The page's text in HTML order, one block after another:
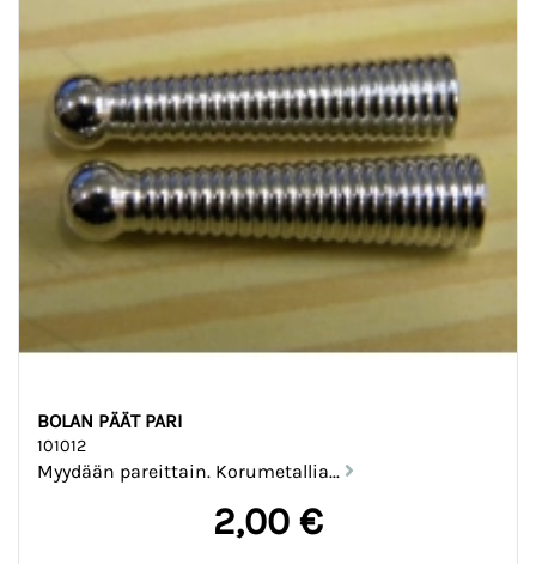
BOLAN PÄÄT PARI
101012
Myydään pareittain. Korumetallia...
2,00 €